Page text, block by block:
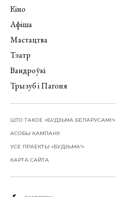
Кіно
Афіша
Мастацтва
Тэатр
Вандроўкі
Трызуб і Пагоня
ШТО ТАКОЕ «БУДЗЬМА БЕЛАРУСАМІ!»
АСОБЫ КАМПАНІІ
УСЕ ПРАЕКТЫ «БУДЗЬМА!»
КАРТА САЙТА